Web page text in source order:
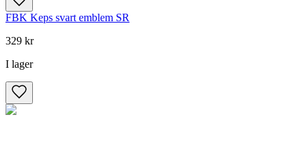
FBK Keps svart emblem SR
329 kr
I lager